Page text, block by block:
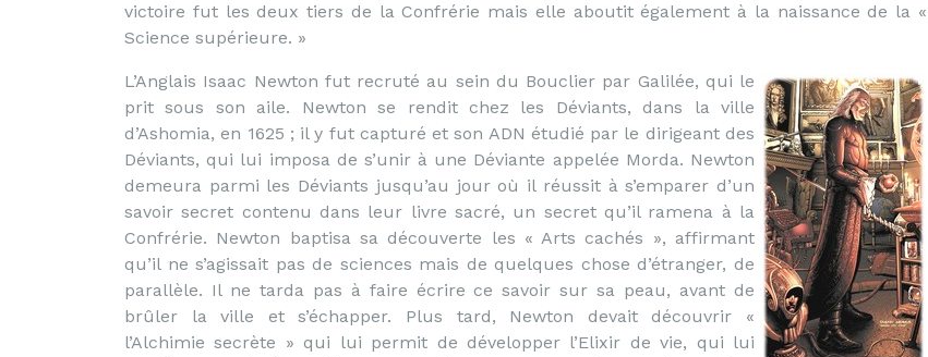
victoire fut les deux tiers de la Confrérie mais elle aboutit également à la naissance de la «
Science supérieure. »
L’Anglais Isaac Newton fut recruté au sein du Bouclier par Galilée, qui le
prit sous son aile. Newton se rendit chez les Déviants, dans la ville
d’Ashomia, en 1625 ; il y fut capturé et son ADN étudié par le dirigeant des
Déviants, qui lui imposa de s’unir à une Déviante appelée Morda. Newton
demeura parmi les Déviants jusqu’au jour où il réussit à s’emparer d’un
savoir secret contenu dans leur livre sacré, un secret qu’il ramena à la
Confrérie. Newton baptisa sa découverte les « Arts cachés », affirmant
qu’il ne s’agissait pas de sciences mais de quelques chose d’étranger, de
parallèle. Il ne tarda pas à faire écrire ce savoir sur sa peau, avant de
brûler la ville et s’échapper. Plus tard, Newton devait découvrir «
l’Alchimie secrète » qui lui permit de développer l’Elixir de vie, qui lui